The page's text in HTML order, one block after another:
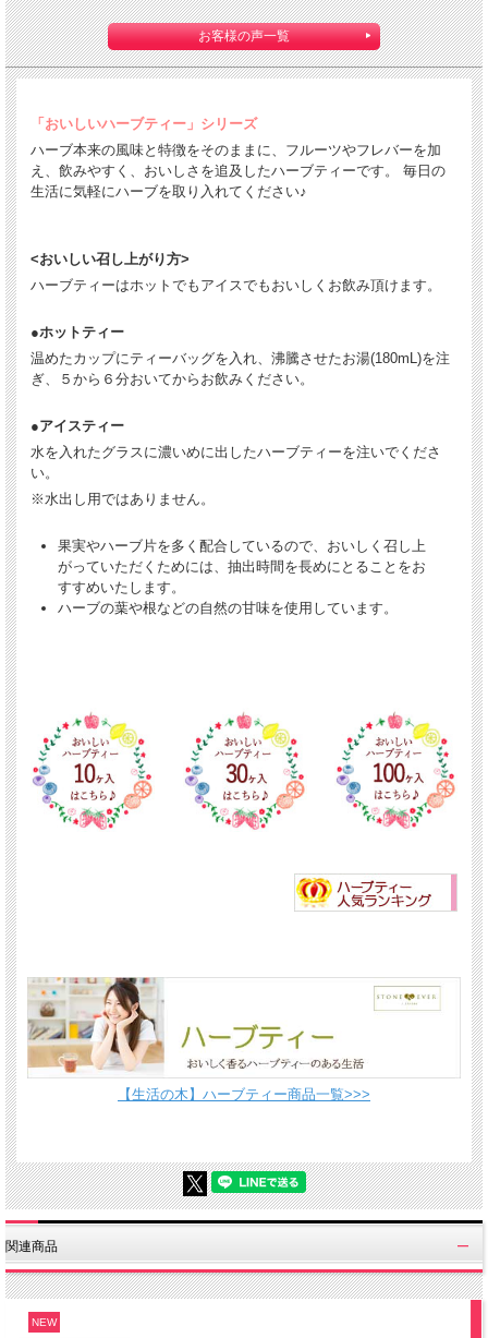
お客様の声一覧
「おいしいハーブティー」シリーズ
ハーブ本来の風味と特徴をそのままに、フルーツやフレバーを加
え、飲みやすく、おいしさを追及したハーブティーです。 毎日の
生活に気軽にハーブを取り入れてください♪
<おいしい召し上がり方>
ハーブティーはホットでもアイスでもおいしくお飲み頂けます。
●ホットティー
温めたカップにティーバッグを入れ、沸騰させたお湯(180mL)を注
ぎ、５から６分おいてからお飲みください。
●アイスティー
水を入れたグラスに濃いめに出したハーブティーを注いでくださ
い。
※水出し用ではありません。
果実やハーブ片を多く配合しているので、おいしく召し上
がっていただくためには、抽出時間を長めにとることをお
すすめいたします。
ハーブの葉や根などの自然の甘味を使用しています。
【生活の木】ハーブティー商品一覧>>>
関連商品
NEW